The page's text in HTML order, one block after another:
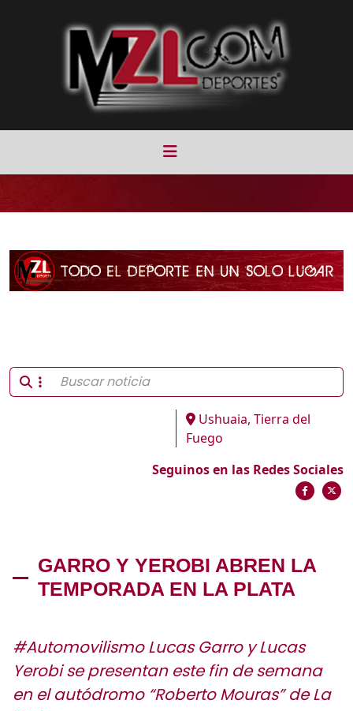
Ushuaia, Tierra del
Fuego
Seguinos en las Redes Sociales
GARRO Y YEROBI ABREN LA
TEMPORADA EN LA PLATA
#Automovilismo Lucas Garro y Lucas
Yerobi se presentan este fin de semana
en el autódromo “Roberto Mouras” de La